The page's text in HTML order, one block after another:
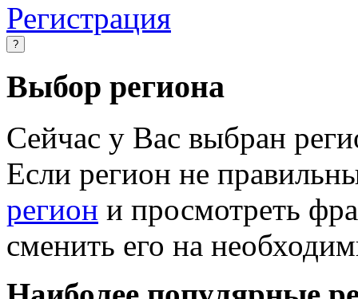
Регистрация
?
Выбор региона
Сейчас у Вас выбран
Если регион не
регион и просмотреть
сменить его на